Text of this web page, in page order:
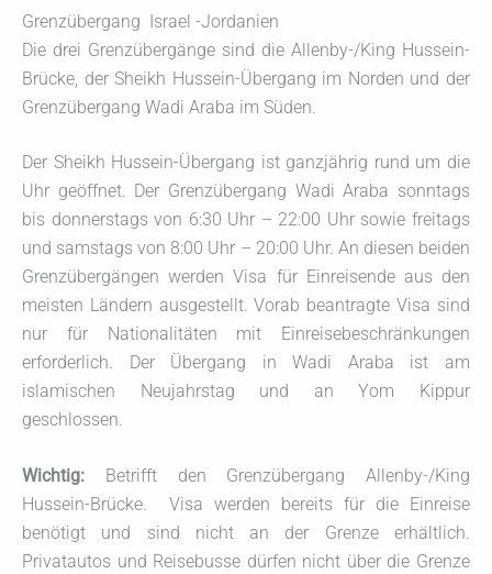
Grenzübergang Israel -Jordanien
Die drei Grenzübergänge sind die Allenby-/King Hussein-
Brücke, der Sheikh Hussein-Übergang im Norden und der
Grenzübergang Wadi Araba im Süden.
Der Sheikh Hussein-Übergang ist ganzjährig rund um die
Uhr geöffnet. Der Grenzübergang Wadi Araba sonntags
bis donnerstags von 6:30 Uhr – 22:00 Uhr sowie freitags
und samstags von 8:00 Uhr – 20:00 Uhr. An diesen beiden
Grenzübergängen werden Visa für Einreisende aus den
meisten Ländern ausgestellt. Vorab beantragte Visa sind
nur für Nationalitäten mit Einreisebeschränkungen
erforderlich. Der Übergang in Wadi Araba ist am
islamischen Neujahrstag und an Yom Kippur
geschlossen.
Wichtig: Betrifft den Grenzübergang Allenby-/King
Hussein-Brücke. Visa werden bereits für die Einreise
benötigt und sind nicht an der Grenze erhältlich.
Privatautos und Reisebusse dürfen nicht über die Grenze